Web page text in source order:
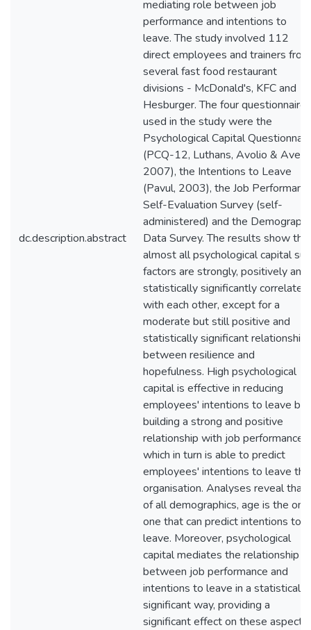
dc.description.abstract
mediating role between job
performance and intentions to
leave. The study involved 112
direct employees and trainers from
several fast food restaurant
divisions - McDonald's, KFC and
Hesburger. The four questionnaires
used in the study were the
Psychological Capital
(PCQ-12, Luthans, Avolio & Avey,
2007), the Intentions to Leave
(Pavul, 2003), the Job
Self-Evaluation Survey (self-
administered) and the
Data Survey. The results show
almost all psychological capital
factors are strongly, positively and
statistically significantly correlated
with each other, except for a
moderate but still positive and
statistically significant relationship
between resilience and
hopefulness. High psychological
capital is effective in reducing
employees' intentions to leave by
building a strong and positive
relationship with job performance,
which in turn is able to predict
employees' intentions to leave the
organisation. Analyses reveal that
of all demographics, age is the only
one that can predict intentions to
leave. Moreover, psychological
capital mediates the relationship
between job performance and
intentions to leave in a statistically
significant way, providing a
significant effect on these aspects.